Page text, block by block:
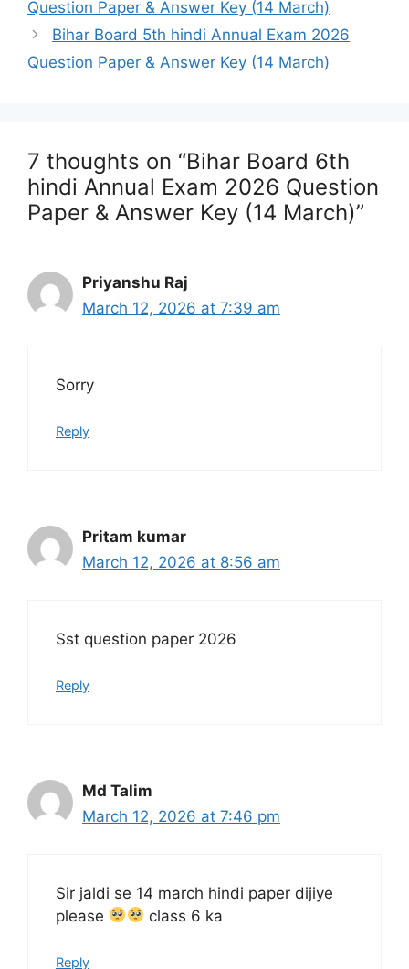
Question Paper & Answer Key (14 March)
Bihar Board 5th hindi Annual Exam 2026
Question Paper & Answer Key (14 March)
7 thoughts on “Bihar Board 6th
hindi Annual Exam 2026 Question
Paper & Answer Key (14 March)”
Priyanshu Raj
March 12, 2026 at 7:39 am
Sorry
Reply
Pritam kumar
March 12, 2026 at 8:56 am
Sst question paper 2026
Reply
Md Talim
March 12, 2026 at 7:46 pm
Sir jaldi se 14 march hindi paper dijiye
please
class 6 ka
Reply